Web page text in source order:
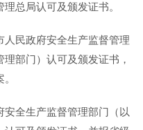
总局认可及颁发证书。
人民政府安全生产监督管理
部门）认可及颁发证书，
全生产监督管理部门（以